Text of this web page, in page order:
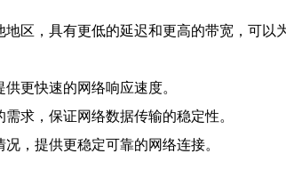
区，具有更低的延迟和更高的带宽，可以
更快速的网络响应速度。
求，保证网络数据传输的稳定性。
，提供更稳定可靠的网络连接。